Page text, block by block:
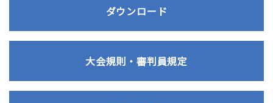
ダウンロード
大会規則・審判員規定